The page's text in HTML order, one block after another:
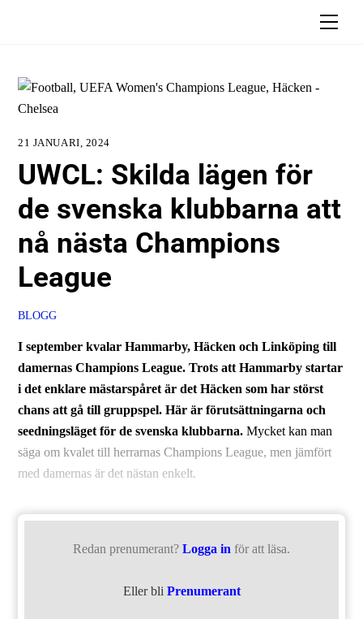
21 JANUARI, 2024
UWCL: Skilda lägen för
de svenska klubbarna att
nå nästa Champions
League
BLOGG
I september kvalar Hammarby, Häcken och Linköping till
damernas Champions League. Trots att Hammarby startar
i det enklare mästarspåret är det Häcken som har störst
chans att gå till gruppspel. Här är förutsättningarna och
seedningsläget för de svenska klubbarna. Mycket kan man
säga om kvalet till herrarnas Champions League, men jämfört
med damernas är det nästan enkelt.
Redan prenumerant? Logga in för att läsa.
Eller bli Prenumerant